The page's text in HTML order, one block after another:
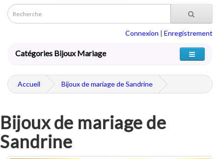
Connexion | Enregistrement
Catégories Bijoux Mariage
Accueil Bijoux de mariage de Sandrine
Bijoux de mariage de
Sandrine